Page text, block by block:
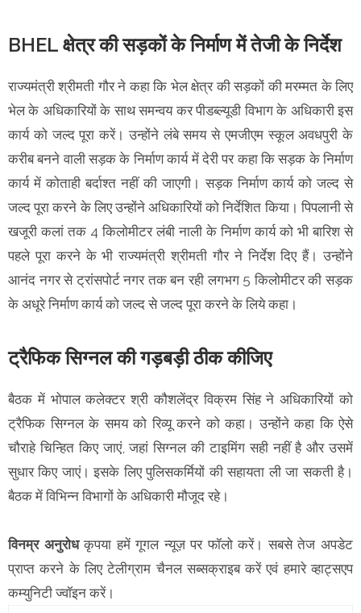
BHEL क्षेत्र की सड़कों के निर्माण में तेजी के निर्देश
राज्यमंत्री श्रीमती गौर ने कहा कि भेल क्षेत्र की सड़कों की मरम्मत के लिए
भेल के अधिकारियों के साथ समन्वय कर पीडब्ल्यूडी विभाग के अधिकारी इस
कार्य को जल्द पूरा करें। उन्होंने लंबे समय से एमजीएम स्कूल अवधपुरी के
करीब बनने वाली सड़क के निर्माण कार्य में देरी पर कहा कि सड़क के निर्माण
कार्य में कोताही बर्दाश्त नहीं की जाएगी। सड़क निर्माण कार्य को जल्द से
जल्द पूरा करने के लिए उन्होंने अधिकारियों को निर्देशित किया। पिपलानी से
खजूरी कलां तक 4 किलोमीटर लंबी नाली के निर्माण कार्य को भी बारिश से
पहले पूरा करने के भी राज्यमंत्री श्रीमती गौर ने निर्देश दिए हैं। उन्होंने
आनंद नगर से ट्रांसपोर्ट नगर तक बन रही लगभग 5 किलोमीटर की सड़क
के अधूरे निर्माण कार्य को जल्द से जल्द पूरा करने के लिये कहा।
ट्रैफिक सिग्नल की गड़बड़ी ठीक कीजिए
बैठक में भोपाल कलेक्टर श्री कौशलेंद्र विक्रम सिंह ने अधिकारियों को
ट्रैफिक सिग्नल के समय को रिव्यू करने को कहा। उन्होंने कहा कि ऐसे
चौराहे चिन्हित किए जाएं, जहां सिग्नल की टाइमिंग सही नहीं है और उसमें
सुधार किए जाएं। इसके लिए पुलिसकर्मियों की सहायता ली जा सकती है।
बैठक में विभिन्न विभागों के अधिकारी मौजूद रहे।
विनम्र अनुरोधकृपया हमें गूगल न्यूज़ पर फॉलो करें। सबसे तेज अपडेट
प्राप्त करने के लिए टेलीग्राम चैनल सब्सक्राइब करें एवं हमारे व्हाट्सएप
कम्युनिटी ज्वॉइन करें।